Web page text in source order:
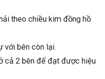
theo chiều kim đồng hồ
với bên còn lại.
cả 2 bên để đạt được hiệu